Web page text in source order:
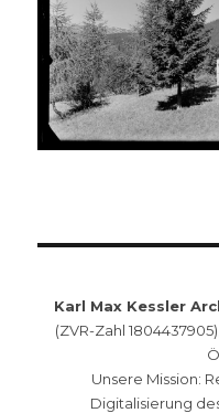
Karl Max Kessler
(ZVR-Zahl
Unsere Mission:
Digitalisierung